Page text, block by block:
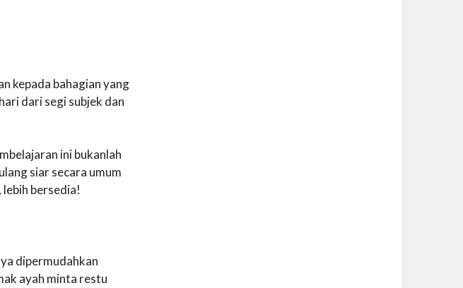
kepada bahagian yang
dari segi subjek dan
ini bukanlah
siar secara umum
bersedia!
dipermudahkan
ayah minta restu